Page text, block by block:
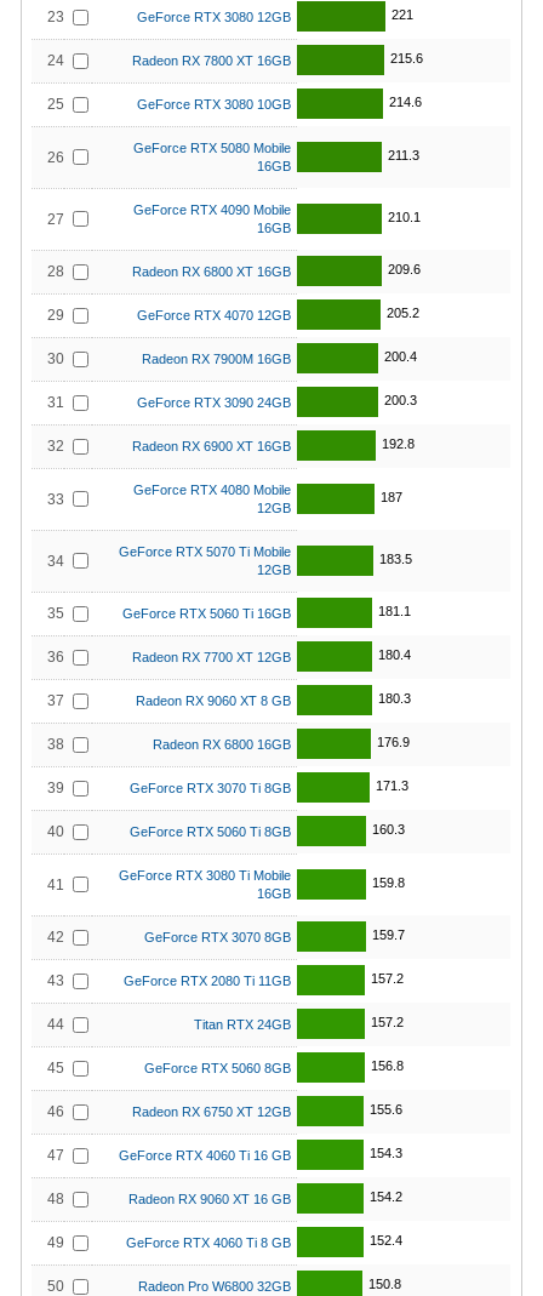
23 GeForce RTX 3080 12GB 221
24 Radeon RX 7800 XT 16GB 215.6
25 GeForce RTX 3080 10GB 214.6
26
GeForce RTX 5080 Mobile
16GB
211.3
27
GeForce RTX 4090 Mobile
16GB
210.1
28 Radeon RX 6800 XT 16GB 209.6
29 GeForce RTX 4070 12GB 205.2
30 Radeon RX 7900M 16GB 200.4
31 GeForce RTX 3090 24GB 200.3
32 Radeon RX 6900 XT 16GB 192.8
33
GeForce RTX 4080 Mobile
12GB
187
34
GeForce RTX 5070 Ti Mobile
12GB
183.5
35 GeForce RTX 5060 Ti 16GB 181.1
36 Radeon RX 7700 XT 12GB 180.4
37 Radeon RX 9060 XT 8 GB 180.3
38 Radeon RX 6800 16GB 176.9
39 GeForce RTX 3070 Ti 8GB 171.3
40 GeForce RTX 5060 Ti 8GB 160.3
41
GeForce RTX 3080 Ti Mobile
16GB
159.8
42 GeForce RTX 3070 8GB 159.7
43 GeForce RTX 2080 Ti 11GB 157.2
44 Titan RTX 24GB 157.2
45 GeForce RTX 5060 8GB 156.8
46 Radeon RX 6750 XT 12GB 155.6
47 GeForce RTX 4060 Ti 16 GB 154.3
48 Radeon RX 9060 XT 16 GB 154.2
49 GeForce RTX 4060 Ti 8 GB 152.4
50 Radeon Pro W6800 32GB 150.8